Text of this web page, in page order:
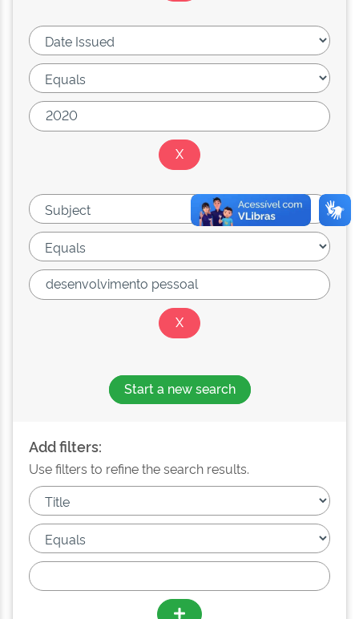
Start a new search
Add filters:
Use filters to refine the search results.